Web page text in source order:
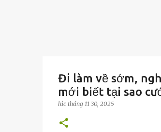
Đi làm về sớm,
mới biết tại sao
lúc tháng 11 30, 2025